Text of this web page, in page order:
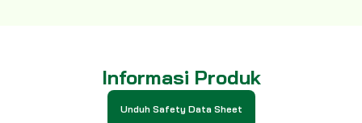
Informasi Produk
Unduh Safety Data Sheet